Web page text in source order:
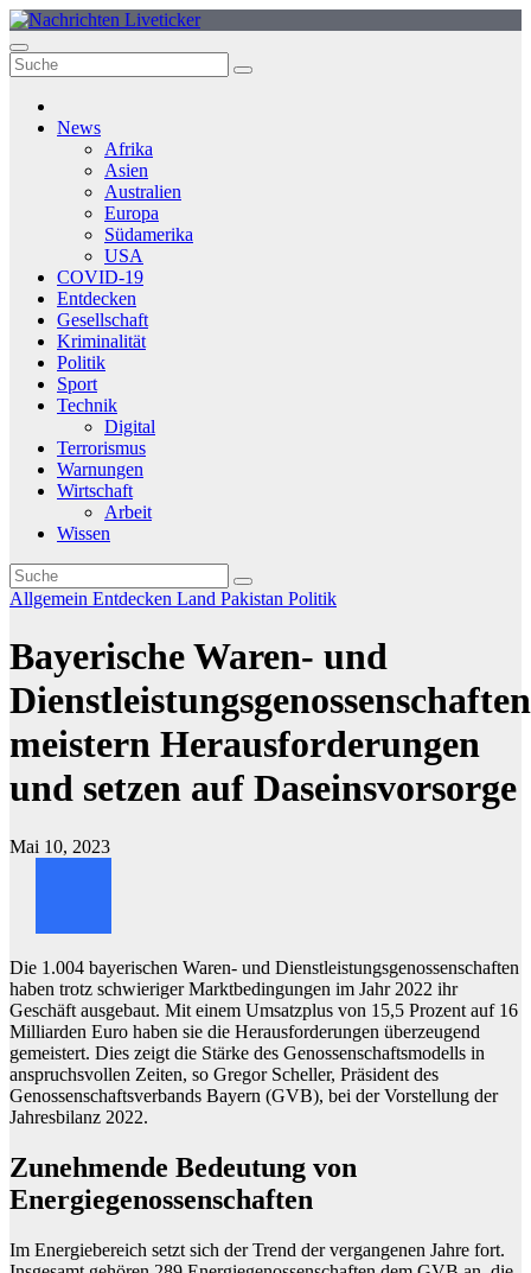
Zum
Inhalt
springen
News
Afrika
Asien
Australien
Europa
Südamerika
USA
COVID-19
Entdecken
Gesellschaft
Kriminalität
Politik
Sport
Technik
Digital
Terrorismus
Warnungen
Wirtschaft
Arbeit
Wissen
Allgemein Entdecken Land Pakistan Politik
Bayerische Waren- und
Dienstleistungsgenossenschaften
meistern Herausforderungen
und setzen auf Daseinsvorsorge
Mai 10, 2023
Die 1.004 bayerischen Waren- und Dienstleistungsgenossenschaften
haben trotz schwieriger Marktbedingungen im Jahr 2022 ihr
Geschäft ausgebaut. Mit einem Umsatzplus von 15,5 Prozent auf 16
Milliarden Euro haben sie die Herausforderungen überzeugend
gemeistert. Dies zeigt die Stärke des Genossenschaftsmodells in
anspruchsvollen Zeiten, so Gregor Scheller, Präsident des
Genossenschaftsverbands Bayern (GVB), bei der Vorstellung der
Jahresbilanz 2022.
Zunehmende Bedeutung von
Energiegenossenschaften
Im Energiebereich setzt sich der Trend der vergangenen Jahre fort.